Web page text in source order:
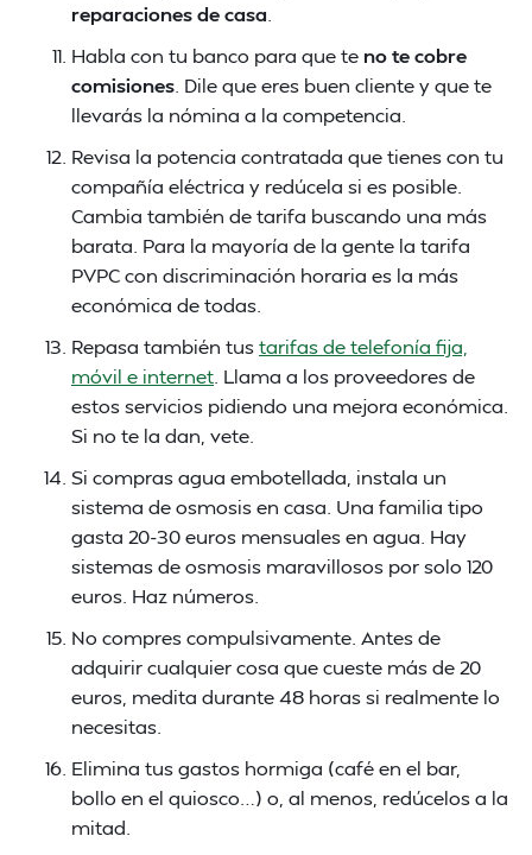
reparaciones de casa
Habla con tu banco para que te no te cobre
comisiones . Dile que eres buen cliente y que te
llevarás la nómina a la competencia.
Revisa la potencia contratada que tienes con tu
compañía eléctrica y redúcela si es posible.
Cambia también de tarifa buscando una más
barata. Para la mayoría de la gente la tarifa
PVPC con discriminación horaria es la más
económica de todas.
Repasa también tustarifas de telefonía fija,
móvil e internet . Llama a los proveedores de
estos servicios pidiendo una mejora económica.
Si no te la dan, vete.
Si compras agua embotellada, instala un
sistema de osmosis en casa. Una familia tipo
gasta 20-30 euros mensuales en agua. Hay
sistemas de osmosis maravillosos por solo 120
euros. Haz números.
No compres compulsivamente. Antes de
adquirir cualquier cosa que cueste más de 20
euros, medita durante 48 horas si realmente lo
necesitas.
Elimina tus gastos hormiga (café en el bar,
bollo en el quiosco…) o, al menos, redúcelos a la
mitad.